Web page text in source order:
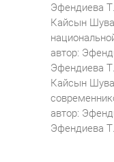
Эфендиева
Кайсын
автор:
Эфендиева
Кайсын
автор:
Эфендиева